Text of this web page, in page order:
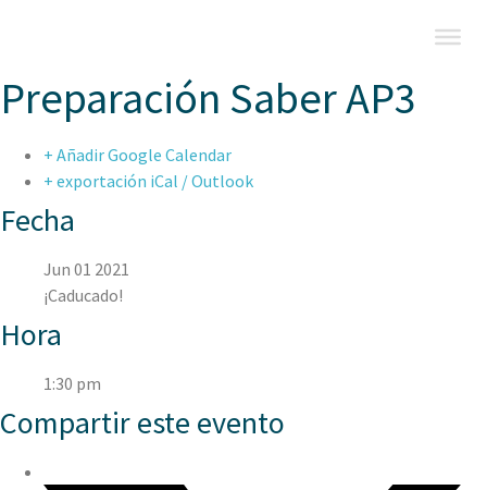
Preparación Saber AP3
+ Añadir Google Calendar
+ exportación iCal / Outlook
Fecha
Jun 01 2021
¡Caducado!
Hora
1:30 pm
Compartir este evento